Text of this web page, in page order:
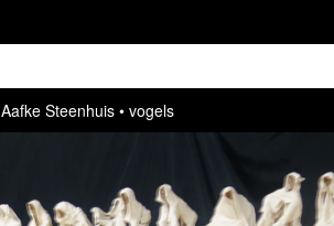
Aafke Steenhuis vogels